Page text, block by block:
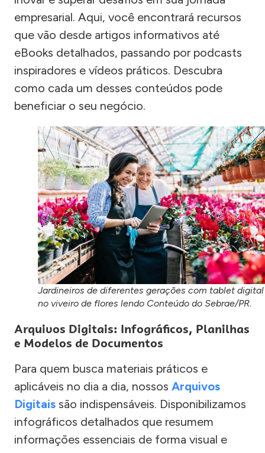
empresarial. Aqui, você encontrará recursos
que vão desde artigos informativos até
eBooks detalhados, passando por podcasts
inspiradores e vídeos práticos. Descubra
como cada um desses conteúdos pode
beneficiar o seu negócio.
Jardineiros de diferentes gerações com tablet digital
no viveiro de flores lendo Conteúdo do Sebrae/PR.
Arquivos Digitais: Infográficos, Planilhas
e Modelos de Documentos
Para quem busca materiais práticos e
aplicáveis no dia a dia, nossos Arquivos
Digitais são indispensáveis. Disponibilizamos
infográficos detalhados que resumem
informações essenciais de forma visual e